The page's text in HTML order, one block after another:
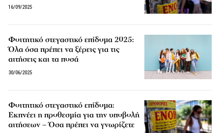
16/09/2025
Φοιτητικό στεγαστικό επίδομα 2025:
Όλα όσα πρέπει να ξέρεις για τις
αιτήσεις και τα ποσά
30/06/2025
Φοιτητικό στεγαστικό επίδομα:
Εκπνέει η προθεσμία για την υποβολή
αιτήσεων – Όσα πρέπει να γνωρίζετε